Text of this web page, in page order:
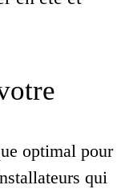
optimal pour
qui